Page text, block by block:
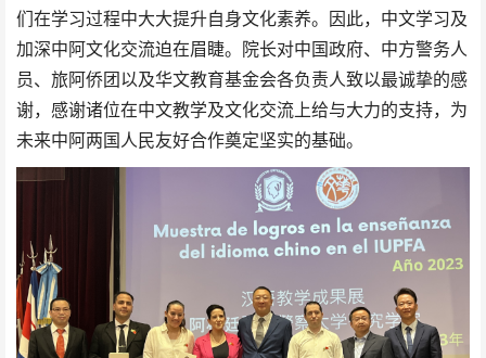
们在学习过程中大大提升自身文化素养。因此，中文学习及
加深中阿文化交流迫在眉睫。院长对中国政府、中方警务人
员、旅阿侨团以及华文教育基金会各负责人致以最诚挚的感
谢，感谢诸位在中文教学及文化交流上给与大力的支持，为
未来中阿两国人民友好合作奠定坚实的基础。